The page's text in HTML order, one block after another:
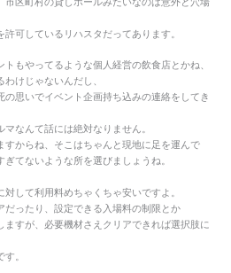
可しているリハスタだってあります。
もやってるような個人経営の飲食店とかね、
けじゃないんだし、
思いでイベント企画持ち込みの連絡をしてき
なんて話には絶対なりません。
すからね、そこはちゃんと現地に足を運んで
てないような所を選びましょうね。
して利用料めちゃくちゃ安いですよ。
ったり、設定できる入場料の制限とか
すが、必要機材さえクリアできれば選択肢に
。